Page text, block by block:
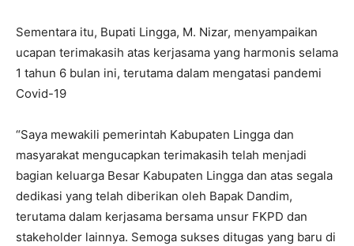
Sementara itu, Bupati Lingga, M. Nizar, menyampaikan
ucapan terimakasih atas kerjasama yang harmonis selama
1 tahun 6 bulan ini, terutama dalam mengatasi pandemi
Covid-19
“Saya mewakili pemerintah Kabupaten Lingga dan
masyarakat mengucapkan terimakasih telah menjadi
bagian keluarga Besar Kabupaten Lingga dan atas segala
dedikasi yang telah diberikan oleh Bapak Dandim,
terutama dalam kerjasama bersama unsur FKPD dan
stakeholder lainnya. Semoga sukses ditugas yang baru di